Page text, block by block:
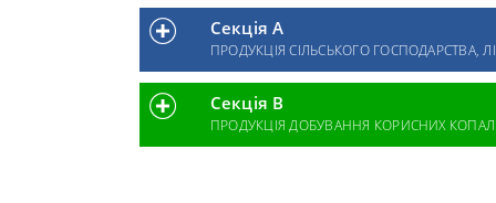
Секція А
ПРОДУКЦІЯ СІЛЬСЬКОГО ГОСПОДАРСТВА,
Секція B
ПРОДУКЦІЯ ДОБУВАННЯ КОРИСНИХ